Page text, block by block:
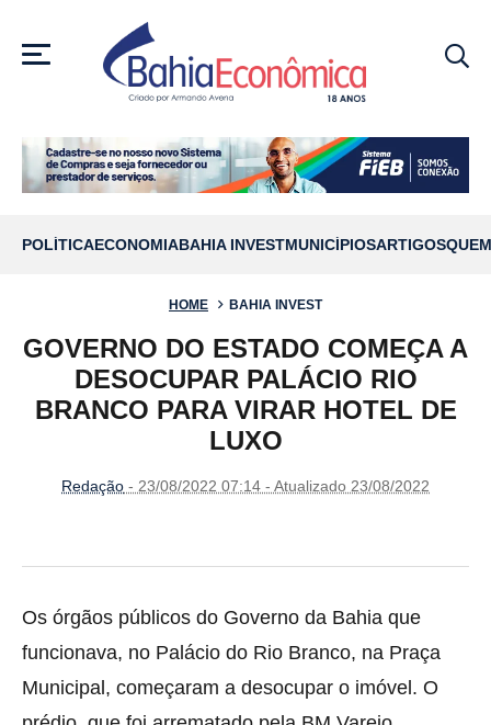
MENU
POLÍTICAECONOMIABAHIA INVESTMUNICÍPIOSARTIGOS
HOME BAHIA INVEST
GOVERNO DO ESTADO COMEÇA A
DESOCUPAR PALÁCIO RIO
BRANCO PARA VIRAR HOTEL DE
LUXO
Redação - 23/08/2022 07:14 - Atualizado 23/08/2022
Os órgãos públicos do Governo da Bahia que
funcionava, no Palácio do Rio Branco, na Praça
Municipal, começaram a desocupar o imóvel. O